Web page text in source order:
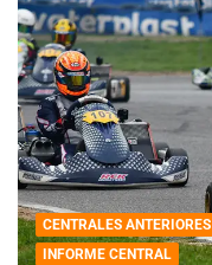
CENTRALES ANTERIORES
INFORME CENTRAL